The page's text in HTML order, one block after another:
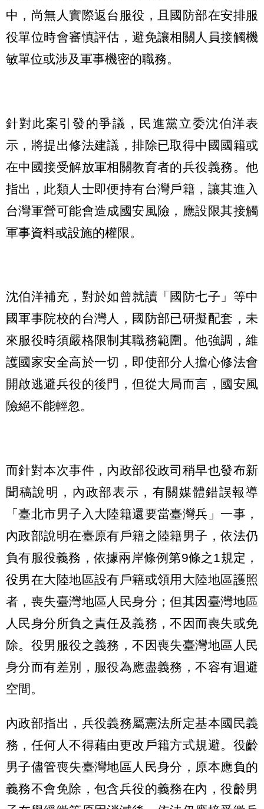
中，尚無人實際返台服役，且國防部在安排服
役單位時會審慎評估，避免讓相關人員接觸機
敏單位或涉及軍事機密的職務。
針對此案引發的爭議，民進黨立委沈伯洋表
示，將提出修法建議，排除已取得中國國籍或
在中國接受解放軍相關教育者的兵役義務。他
指出，此類人士即便持有台灣戶籍，讓其進入
台灣軍營可能會造成國安風險，應設限其接觸
軍事資料或設施的權限。
沈伯洋補充，對於如曾就讀「國防七子」等中
國軍事院校的台灣人，國防部已研擬配套，未
來服役時須嚴格限制其職務範圍。他強調，維
護國家安全高於一切，即使部分人擔心修法會
開啟逃避兵役的後門，但從大局而言，國安風
險絕不能輕忽。
而針對本次事件，內政部役政司稍早也發布新
聞稿說明，內政部表示，有關媒體錯誤報導
「臺北市男子入大陸籍還要當臺灣兵」一事，
內政部說明在臺原有戶籍之陸籍男子，依法仍
負有服役義務，依據兩岸條例第9條之1規定，
役男在大陸地區設有戶籍或領用大陸地區護照
者，喪失臺灣地區人民身分；但其因臺灣地區
人民身分所負之責任及義務，不因而喪失或免
除。役男服役之義務，不因喪失臺灣地區人民
身分而有差別，服役為應盡義務，不容有迴避
空間。
內政部指出，兵役義務屬憲法所定基本國民義
務，任何人不得藉由更改戶籍方式規避。役齡
男子儘管喪失臺灣地區人民身分，原本應負的
義務不會免除，包含兵役的義務在內，役齡男